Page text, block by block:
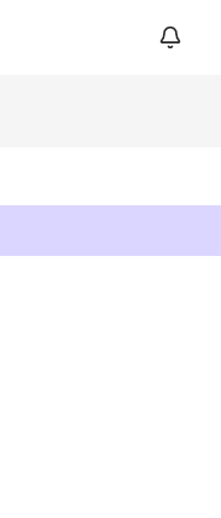
든 팀을 위해